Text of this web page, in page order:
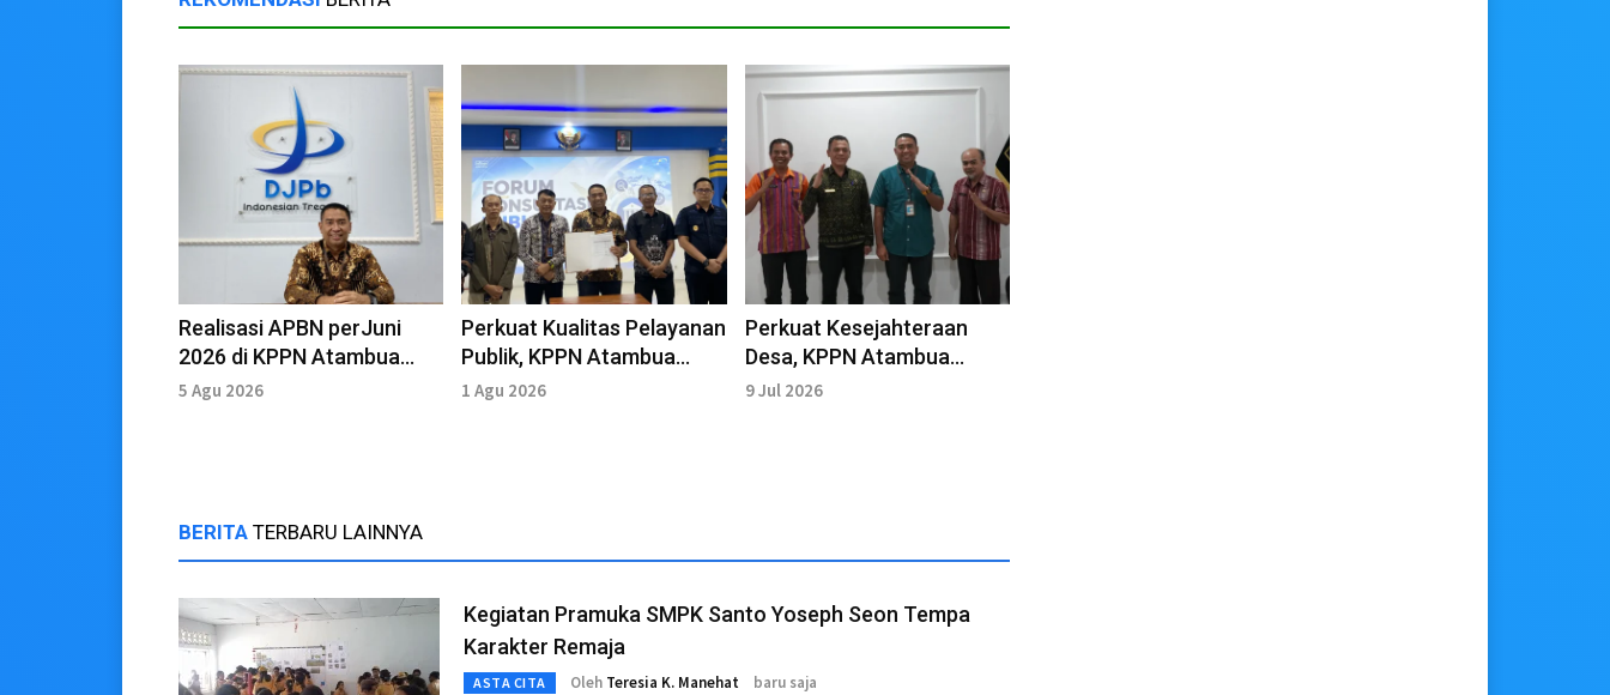
Realisasi APBN perJuni
2026 di KPPN Atambua
Mencapai 51 Persen
5 Agu 2026
Perkuat Kualitas Pelayanan
Publik, KPPN Atambua
Gelar FDG
1 Agu 2026
Perkuat Kesejahteraan
Desa, KPPN Atambua
Salurkan Rp74,025 Miliar di
9 Jul 2026
BERITA TERBARU LAINNYA
Kegiatan Pramuka SMPK Santo Yoseph Seon Tempa
Karakter Remaja
ASTA CITA Oleh Teresia K. Manehat baru saja